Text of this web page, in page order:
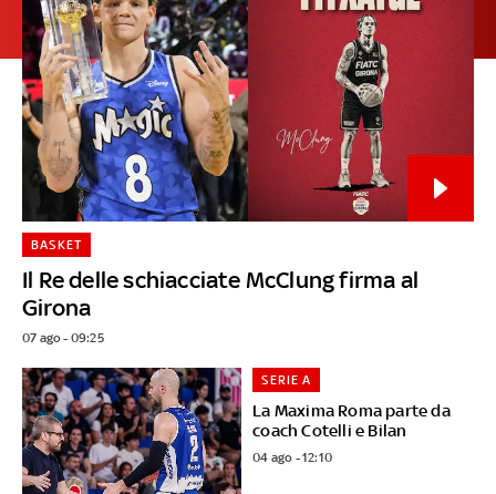
Il Re delle schiacciate McClung firma al
Girona
BASKET
07 ago - 09:25
La Maxima Roma parte da
coach Cotelli e Bilan
SERIE A
04 ago - 12:10